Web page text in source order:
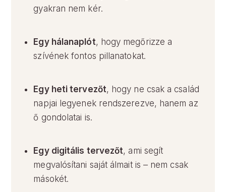
gyakran nem kér.
Egy hálanaplót, hogy megőrizze a
szívének fontos pillanatokat.
Egy heti tervezőt, hogy ne csak a család
napjai legyenek rendszerezve, hanem az
ő gondolatai is.
Egy digitális tervezőt, ami segít
megvalósítani saját álmait is – nem csak
másokét.